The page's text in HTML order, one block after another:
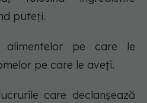
puteți.
pe care le
pe care le aveți.
care declanșează